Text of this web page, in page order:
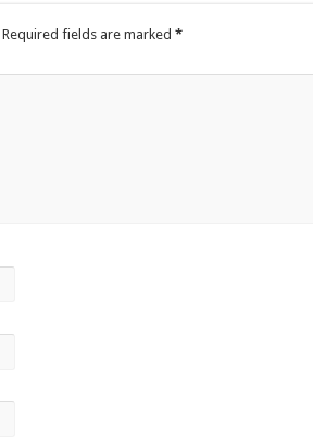
Required fields are marked *